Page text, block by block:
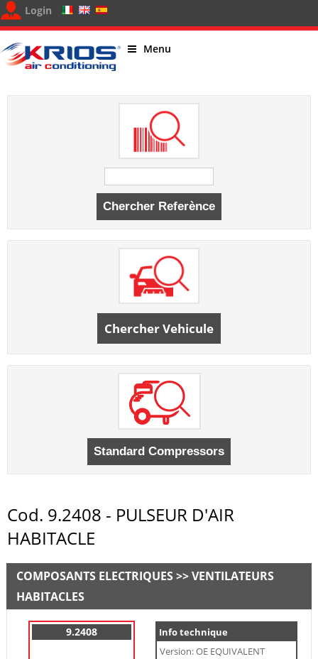
Login
Menu
Chercher Vehicule
Cod. 9.2408 - PULSEUR D'AIR
HABITACLE
COMPOSANTS ELECTRIQUES >> VENTILATEURS
HABITACLES
9.2408
Info technique
Version: OE EQUIVALENT